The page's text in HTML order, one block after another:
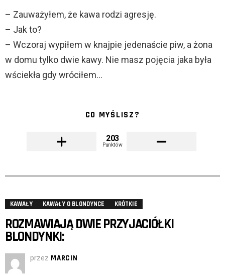
– Zauważyłem, że kawa rodzi agresję.
– Jak to?
– Wczoraj wypiłem w knajpie jedenaście piw, a żona
w domu tylko dwie kawy. Nie masz pojęcia jaka była
wściekła gdy wróciłem…
CO MYŚLISZ?
203
Punktów
KAWAŁY KAWAŁY O BLONDYNCE KRÓTKIE
ROZMAWIAJĄ DWIE PRZYJACIÓŁKI
BLONDYNKI:
przez MARCIN